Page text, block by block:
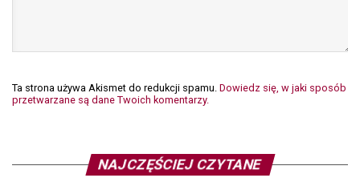
Ta strona używa Akismet do redukcji spamu. Dowiedz się, w jaki sposób
przetwarzane są dane Twoich komentarzy.
NAJCZĘŚCIEJ CZYTANE